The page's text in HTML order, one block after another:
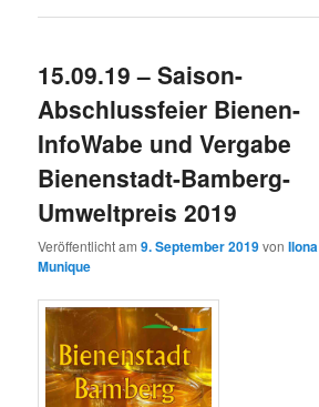
15.09.19 – Saison-
Abschlussfeier Bienen-
InfoWabe und Vergabe
Bienenstadt-Bamberg-
Umweltpreis 2019
Veröffentlicht am9. September 2019vonIlona
Munique